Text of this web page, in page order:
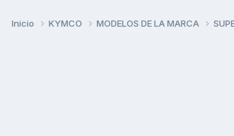
Inicio KYMCO MODELOS DE LA MARCA